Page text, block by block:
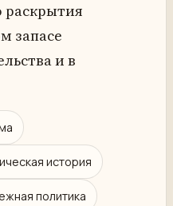
раскрытия
запасе
и в
история
политика